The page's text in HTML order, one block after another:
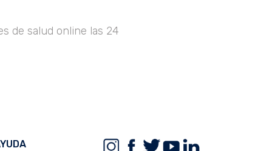
de salud online las 24